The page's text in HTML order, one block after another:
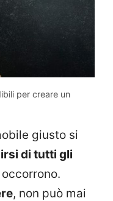
per creare un
giusto si
di tutti gli
, non può mai